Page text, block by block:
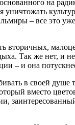
на
– все это
вторичных,
Так же нет,
– и она
в своей
вместо